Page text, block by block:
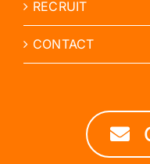
RECRUIT
CONTACT